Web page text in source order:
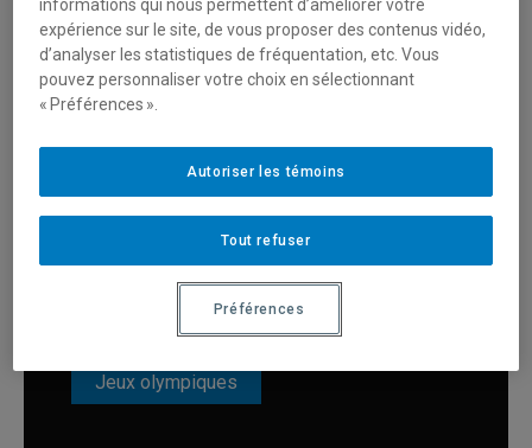
Jeux olympiques
sur son expérience
olympique à Londres
Jeux olympiques
informations qui nous permettent d’améliorer votre
expérience sur le site, de vous proposer des contenus vidéo,
d’analyser les statistiques de fréquentation, etc. Vous
pouvez personnaliser votre choix en sélectionnant
« Préférences ».
Tout refuser
Autoriser les témoins
Préférences